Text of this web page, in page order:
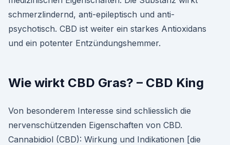
schmerzlindernd, anti-epileptisch und anti-
psychotisch. CBD ist weiter ein starkes Antioxidans
und ein potenter Entzündungshemmer.
Wie wirkt CBD Gras? – CBD King
Von besonderem Interesse sind schliesslich die
nervenschützenden Eigenschaften von CBD.
Cannabidiol (CBD): Wirkung und Indikationen [die